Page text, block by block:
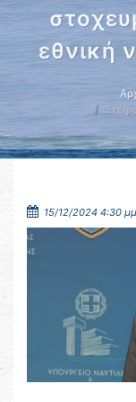
εθνική
15/12/2024 4:30